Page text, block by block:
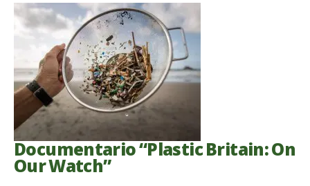
Documentario “Plastic Britain: On
Our Watch”